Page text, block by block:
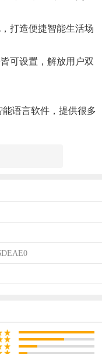
打造便捷智能生活场
可设置，解放用户双
语言软件，提供很多